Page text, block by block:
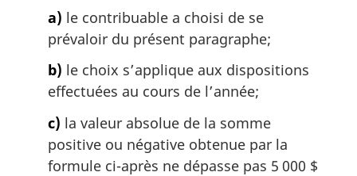
a) le contribuable a choisi de se
prévaloir du présent paragraphe;
b) le choix s’applique aux dispositions
effectuées au cours de l’année;
c) la valeur absolue de la somme
positive ou négative obtenue par la
formule ci-après ne dépasse pas 5 000 $